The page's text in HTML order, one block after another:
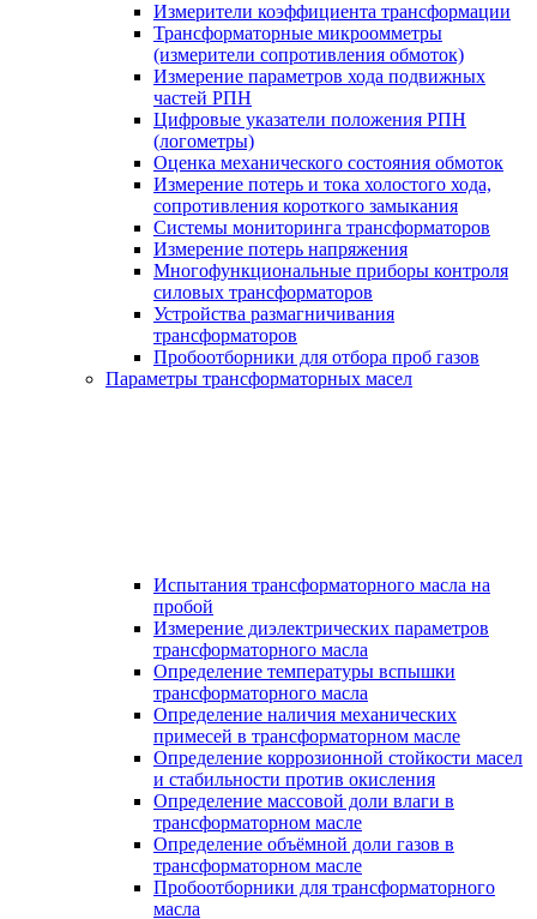
Измерители коэффициента трансформации
Трансформаторные микроомметры
(измерители сопротивления обмоток)
Измерение параметров хода подвижных
частей РПН
Цифровые указатели положения РПН
(логометры)
Оценка механического состояния обмоток
Измерение потерь и тока холостого хода,
сопротивления короткого замыкания
Системы мониторинга трансформаторов
Измерение потерь напряжения
Многофункциональные приборы контроля
силовых трансформаторов
Устройства размагничивания
трансформаторов
Пробоотборники для отбора проб газов
Параметры трансформаторных масел
Испытания трансформаторного масла на
пробой
Измерение диэлектрических параметров
трансформаторного масла
Определение температуры вспышки
трансформаторного масла
Определение наличия механических
примесей в трансформаторном масле
Определение коррозионной стойкости масел
и стабильности против окисления
Определение массовой доли влаги в
трансформаторном масле
Определение объёмной доли газов в
трансформаторном масле
Пробоотборники для трансформаторного
масла